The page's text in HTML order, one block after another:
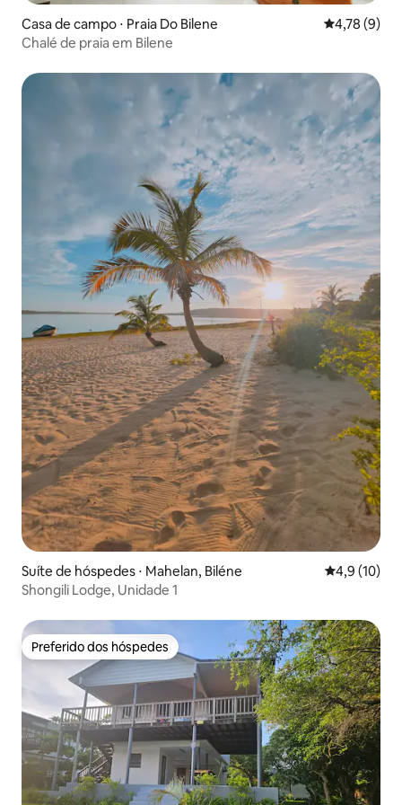
Casa de campo ⋅ Praia Do Bilene 4,78 de
4,78 (9)
Chalé de praia em Bilene
Suíte de hóspedes ⋅ Mahelan, Biléne 4,9 de uma
4,9 (10)
Shongili Lodge, Unidade 1
Preferido dos hóspedes
Preferido dos hóspedes